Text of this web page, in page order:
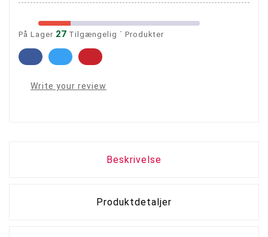
På Lager 27 Tilgængelig ´ Produkter
Write your review
Beskrivelse
Produktdetaljer